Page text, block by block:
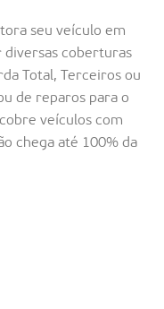
seu veículo em
coberturas
Total, Terceiros ou
de reparos para o
veículos com
chega até 100% da